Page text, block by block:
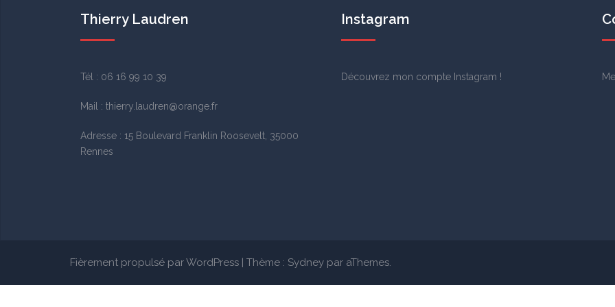
Thierry Laudren
Tél : 06 16 99 10 39
Mail : thierry.laudren@orange.fr
Adresse : 15 Boulevard Franklin Roosevelt, 35000
Rennes
Instagram
Découvrez mon compte Instagram !
Fièrement propulsé par WordPress | Thème : Sydney par aThemes.